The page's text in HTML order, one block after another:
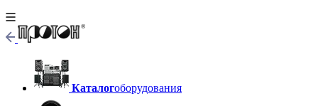
Каталогоборудования